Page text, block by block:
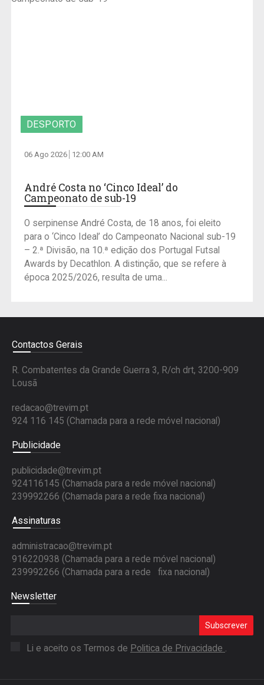
DESPORTO
06 Ago 2026 12:00 AM
André Costa no ‘Cinco Ideal’ do
Campeonato de sub-19
O serpinense André Costa, de 18 anos, foi eleito
para o ‘Cinco Ideal’ do Campeonato Nacional sub-19
– 2.ª Divisão, na 10.ª edição dos Portugal Futsal
Awards by Decathlon. A distinção, que se refere à
época 2025/2026, resulta de uma...
Contactos Gerais
R. Combatentes da Grande Guerra 3, R/ch drt, 3200-909
Lousã
redacao@trevim.pt
924 116 145 (Chamada para a rede móvel nacional)
Publicidade
publicidade@trevim.pt
924116145 (Chamada para a rede móvel nacional)
239992266 (Chamada para a rede fixa nacional)
Assinaturas
administracao@trevim.pt
916220938 (Chamada para a rede móvel nacional)
239992266 (Chamada para a rede fixa nacional)
Newsletter
Subscrever
Li e aceito os Termos de Politica de Privacidade .